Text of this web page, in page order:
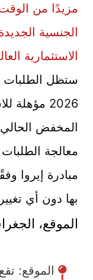
مزيدًا من
الجنسية
الاستثمارية
2026
المخفض
معالجة
مبادرة إيروا
بها دون أي
الموقع،
الموقع: